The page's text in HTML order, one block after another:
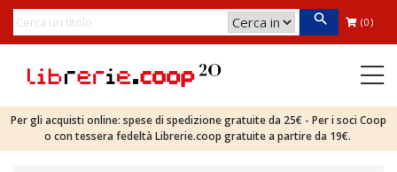
(0)
Per gli acquisti online: spese di spedizione gratuite da 25€ - Per i soci Coop
o con tessera fedeltà Librerie.coop gratuite a partire da 19€.